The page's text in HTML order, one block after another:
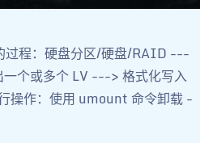
过程：硬盘分区/硬盘/RAID ---
个或多个 LV ---> 格式化写入
操作：使用 umount 命令卸载 -